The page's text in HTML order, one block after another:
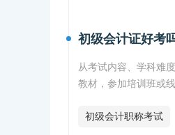
初级会计证好考
从考试内容、学科难
教材，参加培训班或
初级会计职称考试